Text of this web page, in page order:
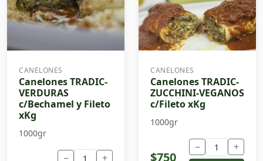
CANELONES
Canelones TRADIC-
VERDURAS
c/Bechamel y Fileto
xKg
1000gr
− +
CANELONES
Canelones TRADIC-
ZUCCHINI-VEGANOS
c/Fileto xKg
1000gr
$750
− +